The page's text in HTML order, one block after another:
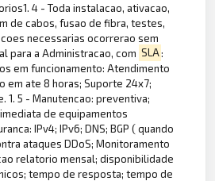
4 - Toda instalacao, ativacao,
de cabos, fusao de fibra, testes,
necessarias ocorrerao sem
para a Administracao, com SLA:
em funcionamento: Atendimento
em ate 8 horas; Suporte 24x7;
1. 5 - Manutencao: preventiva;
de equipamentos
IPv4; IPv6; DNS; BGP ( quando
ataques DDoS; Monitoramento
relatorio mensal; disponibilidade
tempo de resposta; tempo de